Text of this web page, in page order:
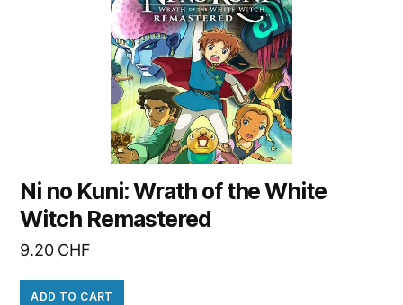
Ni no Kuni: Wrath of the White
Witch Remastered
9.20 CHF
ADD TO CART